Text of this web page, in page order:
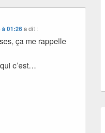
à 01:26a dit :
ça me rappelle
c’est…